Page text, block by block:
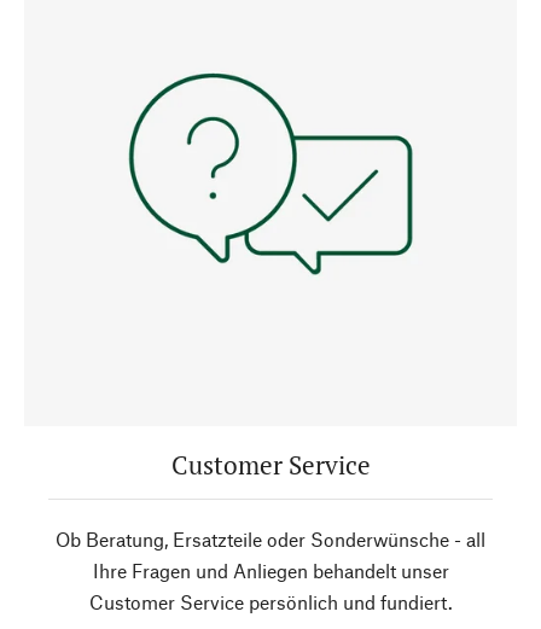
Customer Service
Ob Beratung, Ersatzteile oder Sonderwünsche - all
Ihre Fragen und Anliegen behandelt unser
Customer Service persönlich und fundiert.